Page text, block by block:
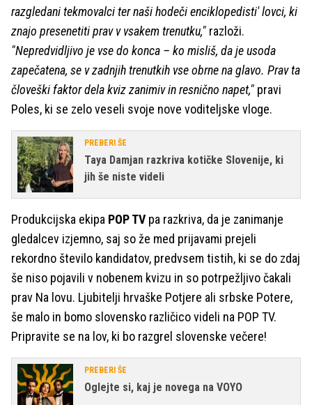
razgledani tekmovalci ter naši hodeči enciklopedisti' lovci, ki
znajo presenetiti prav v vsakem trenutku," razloži.
"Nepredvidljivo je vse do konca – ko misliš, da je usoda
zapečatena, se v zadnjih trenutkih vse obrne na glavo. Prav ta
človeški faktor dela kviz zanimiv in resnično napet," pravi
Poles, ki se zelo veseli svoje nove voditeljske vloge.
PREBERI ŠE
Taya Damjan razkriva kotičke Slovenije, ki
jih še niste videli
Produkcijska ekipa POP TV pa razkriva, da je zanimanje
gledalcev izjemno, saj so že med prijavami prejeli
rekordno število kandidatov, predvsem tistih, ki se do zdaj
še niso pojavili v nobenem kvizu in so potrpežljivo čakali
prav Na lovu. Ljubitelji hrvaške Potjere ali srbske Potere,
še malo in bomo slovensko različico videli na POP TV.
Pripravite se na lov, ki bo razgrel slovenske večere!
PREBERI ŠE
Oglejte si, kaj je novega na VOYO